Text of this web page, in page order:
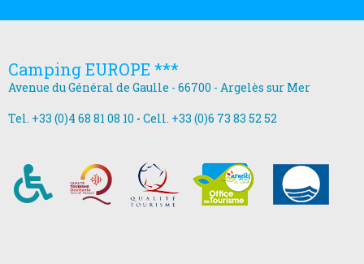
Camping EUROPE ***
Avenue du Général de Gaulle - 66700 - Argelès sur Mer
Tel. +33 (0)4 68 81 08 10 - Cell. +33 (0)6 73 83 52 52